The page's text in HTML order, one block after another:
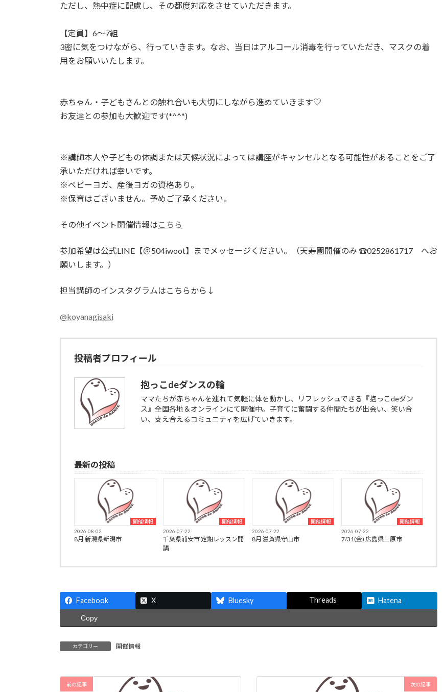
ただし、熱中症に配慮し、その都度対応をさせていただきます。
【定員】6〜7組
3密に気をつけながら、行っていきます。なお、当日はアルコール消毒を行っていただき、マスクの着
用をお願いいたします。
赤ちゃん・子どもさんとの触れ合いも大切にしながら進めていきます♡
お友達との参加も大歓迎です(*^^*)
※講師本人や子どもの体調または天候状況によっては講座がキャンセルとなる可能性があることをご了
承いただければ幸いです。
※ベビーヨガ、産後ヨガの資格あり。
※保育はございません。予めご了承ください。
その他イベント開催情報は こちら
参加希望は公式LINE【＠504iwoot】までメッセージください。（天寿園開催のみ ☎0252861717 へお
願いします。）
担当講師のインスタグラムはこちらから↓
@koyanagisaki
投稿者プロフィール
抱っこdeダンスの輪
ママたちが赤ちゃんを連れて気軽に体を動かし、リフレッシュできる『抱っこdeダン
ス』全国各地＆オンラインにて開催中。子育てに奮闘する仲間たちが出会い、笑い合
い、支え合えるコミュニティを広げていきます。
最新の投稿
開催情報
2026-08-02
8月 新潟県新潟市
開催情報
2026-07-22
千葉県浦安市 定期レッスン開
講
開催情報
2026-07-22
8月 滋賀県守山市
開催情報
2026-07-22
7/31(金) 広島県三原市
Facebook X Bluesky Threads Hatena
Copy
カテゴリー 開催情報
前の記事 次の記事